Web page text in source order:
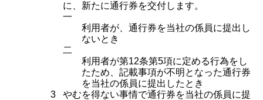
に、新たに通行券を交付します。
一
利用者が、通行券を当社の係員に提出し
ないとき
二
利用者が第12条第5項に定める行為をし
たため、記載事項が不明となった通行券
を当社の係員に提出したとき
3 やむを得ない事情で通行券を当社の係員に提